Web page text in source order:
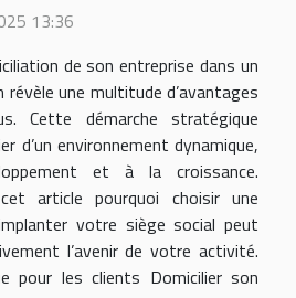
13:36
de son entreprise dans un
révèle une multitude d’avantages
Cette démarche stratégique
d’un environnement dynamique,
et à la croissance.
article pourquoi choisir une
votre siège social peut
l’avenir de votre activité.
pour les clients Domicilier son